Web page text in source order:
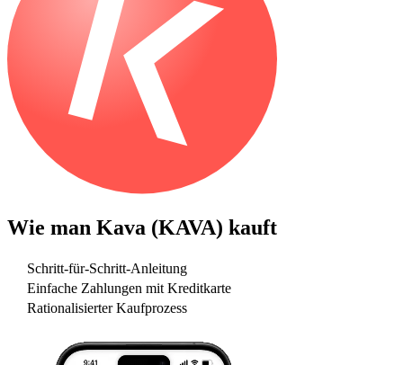
Wie man Kava (KAVA) kauft
Schritt-für-Schritt-Anleitung
Einfache Zahlungen mit Kreditkarte
Rationalisierter Kaufprozess